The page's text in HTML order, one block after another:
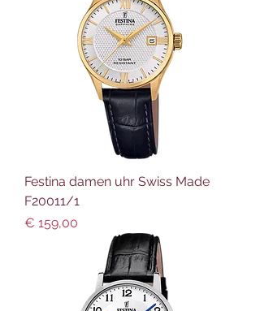
Festina damen uhr Swiss Made
F20011/1
Preis
€ 159,00